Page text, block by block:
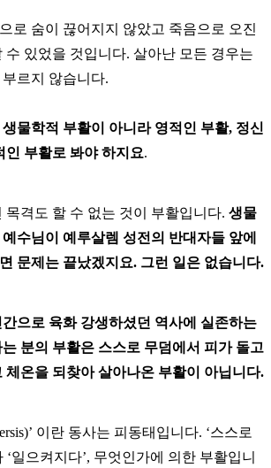
로 숨이 끊어지지 않았고 죽음으로 오진
수 있었을 것입니다. 살아난 모든 경우는
르지 않습니다.
물학적 부활이 아니라 영적인 부활, 정신
인 부활로 봐야 하지요.
목격도 할 수 없는 것이 부활입니다. 생물
수님이 예루살렘 성전의 반대자들 앞에
문제는 끝났겠지요. 그런 일은 없습니다.
으로 육화 강생하셨던 역사에 실존하는
분의 부활은 스스로 무덤에서 피가 돌고
체온을 되찾아 살아나온 부활이 아닙니다.
이란 동사는 피동태입니다. ‘스스로
‘일으켜지다’, 무엇인가에 의한 부활입니